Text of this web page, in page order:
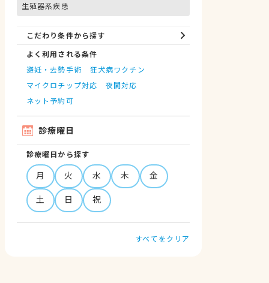
生殖器系疾患
こだわり条件から探す
よく利用される条件
避妊・去勢手術
狂犬病ワクチン
マイクロチップ対応
夜間対応
ネット予約可
診療曜日
診療曜日から探す
月 火 水 木
金
土
日 祝
すべてをクリア